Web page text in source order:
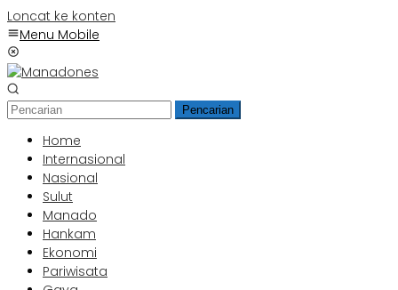
Loncat ke konten
Menu Mobile
Pencarian
Home
Internasional
Nasional
Sulut
Manado
Hankam
Ekonomi
Pariwisata